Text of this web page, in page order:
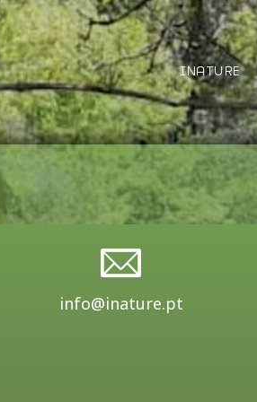
INATURE
info@inature.pt